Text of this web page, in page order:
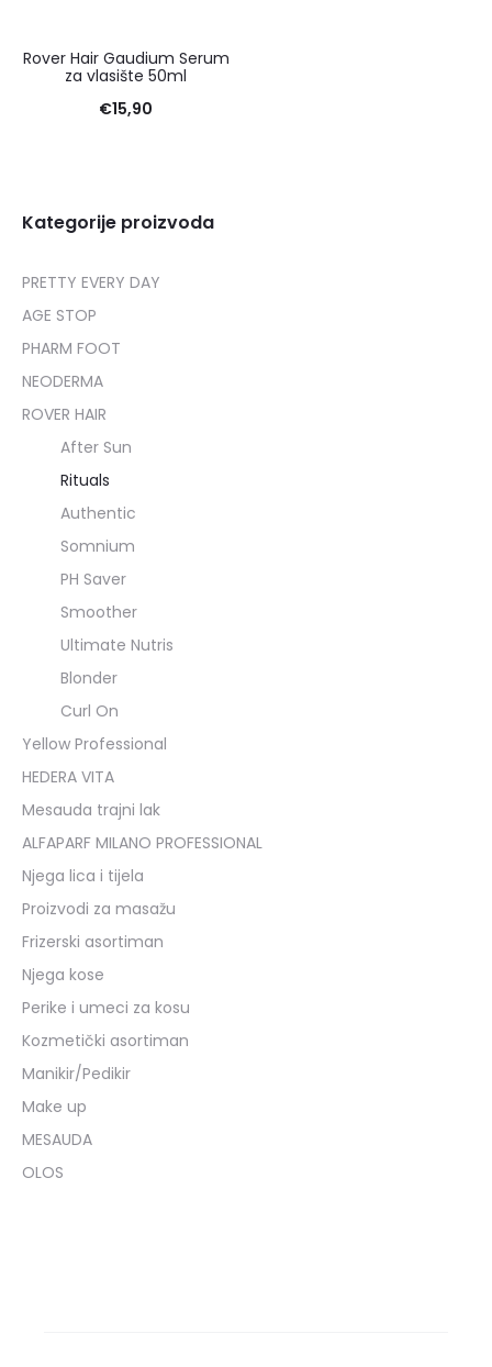
Rover Hair Gaudium Serum
za vlasište 50ml
€15,90
Kategorije proizvoda
PRETTY EVERY DAY
AGE STOP
PHARM FOOT
NEODERMA
ROVER HAIR
After Sun
Rituals
Authentic
Somnium
PH Saver
Smoother
Ultimate Nutris
Blonder
Curl On
Yellow Professional
HEDERA VITA
Mesauda trajni lak
ALFAPARF MILANO PROFESSIONAL
Njega lica i tijela
Proizvodi za masažu
Frizerski asortiman
Njega kose
Perike i umeci za kosu
Kozmetički asortiman
Manikir/Pedikir
Make up
MESAUDA
OLOS